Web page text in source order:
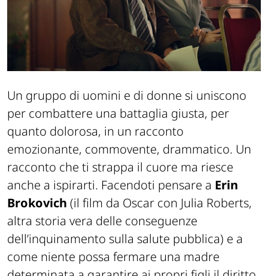
Un gruppo di uomini e di donne si uniscono
per combattere una battaglia giusta, per
quanto dolorosa, in un racconto
emozionante, commovente, drammatico. Un
racconto che ti strappa il cuore ma riesce
anche a ispirarti. Facendoti pensare a Erin
Brokovich (il film da Oscar con Julia Roberts,
altra storia vera delle conseguenze
dell’inquinamento sulla salute pubblica) e a
come niente possa fermare una madre